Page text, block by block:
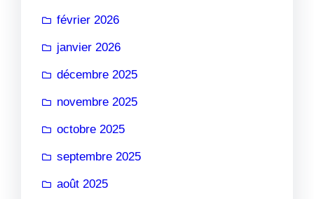
février 2026
janvier 2026
décembre 2025
novembre 2025
octobre 2025
septembre 2025
août 2025